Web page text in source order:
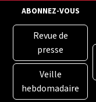
ABONNEZ-VOUS
Revue de
presse
Veille
hebdomadaire